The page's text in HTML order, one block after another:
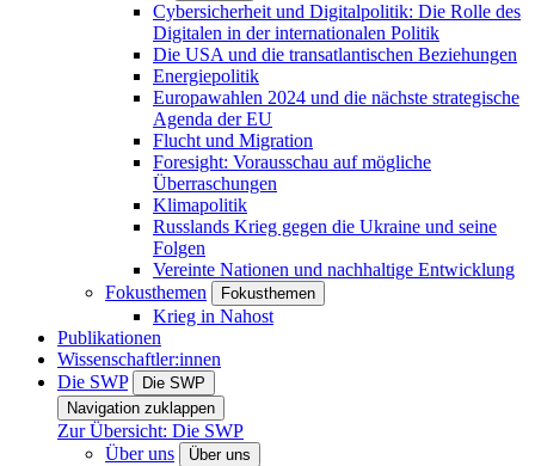
Cybersicherheit und Digitalpolitik: Die Rolle des
Digitalen in der internationalen Politik
Die USA und die transatlantischen Beziehungen
Energiepolitik
Europawahlen 2024 und die nächste strategische
Agenda der EU
Flucht und Migration
Foresight: Vorausschau auf mögliche
Überraschungen
Klimapolitik
Russlands Krieg gegen die Ukraine und seine
Folgen
Vereinte Nationen und nachhaltige Entwicklung
Fokusthemen
Fokusthemen
Krieg in Nahost
Publikationen
Wissenschaftler:innen
Die SWP
Die SWP
Navigation zuklappen
Zur Übersicht: Die SWP
Über uns
Über uns